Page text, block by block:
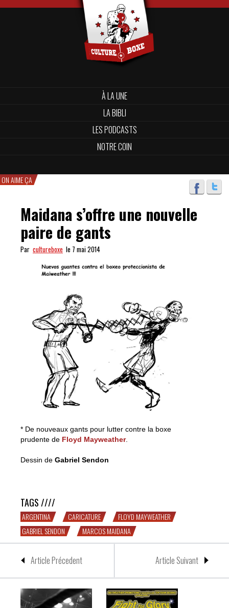
À LA UNE
LA BIBLI
LES PODCASTS
NOTRE COIN
ON AIME ÇA
Maidana s’offre une nouvelle
paire de gants
Par cultureboxe le 7 mai 2014
* De nouveaux gants pour lutter contre la boxe
prudente de Floyd Mayweather.
Dessin de Gabriel Sendon
TAGS ////
ARGENTINA CARICATURE
FLOYD MAYWEATHER
GABRIEL SENDON
MARCOS MAIDANA
Article Précedent Article Suivant